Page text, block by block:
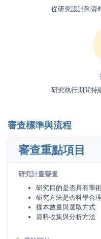
從研究設計到資
研究執行期間持
審查標準與流程
審查重點項目
研究計畫審查
研究目的是否具有學
研究方法是否科學合理
樣本數量與選取方式
資料收集與分析方法